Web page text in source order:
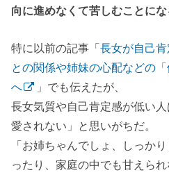
向に進めなくて苦しむことにな
特に以前の記事「長女が自己
との関係や姉妹の心配などの「
へ
」でも伝えたが、
長女気質や自己肯定感が低い
愛されない」と思いがちだ。
「お姉ちゃんでしょ、しっか
ったり、家庭の中でも甘えら